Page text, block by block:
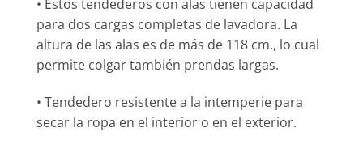
• Estos tendederos con alas tienen capacidad
para dos cargas completas de lavadora. La
altura de las alas es de más de 118 cm., lo cual
permite colgar también prendas largas.
• Tendedero resistente a la intemperie para
secar la ropa en el interior o en el exterior.